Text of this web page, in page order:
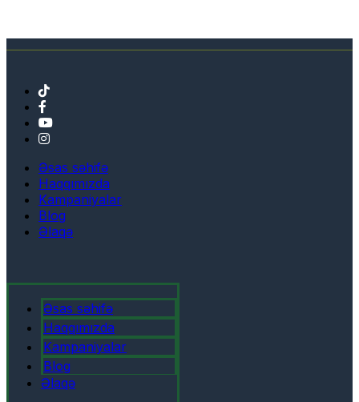
Əsas səhifə
Haqqımızda
Kampaniyalar
Blog
Əlaqə
Əsas səhifə
Haqqımızda
Kampaniyalar
Blog
Əlaqə